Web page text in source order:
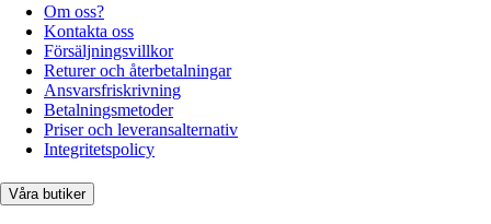
Om oss?
Kontakta oss
Försäljningsvillkor
Returer och återbetalningar
Ansvarsfriskrivning
Betalningsmetoder
Priser och leveransalternativ
Integritetspolicy
Våra butiker